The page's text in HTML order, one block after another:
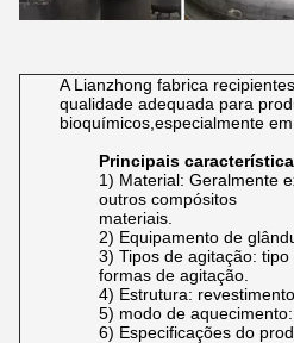
A Lianzhong fabrica
qualidade adequada para
bioquímicos,especialmente
Principais
1) Material: Geralmente
outros compósitos
materiais.
2) Equipamento de
3) Tipos de agitação:
formas de agitação.
4) Estrutura:
5) modo de
6) Especificações do